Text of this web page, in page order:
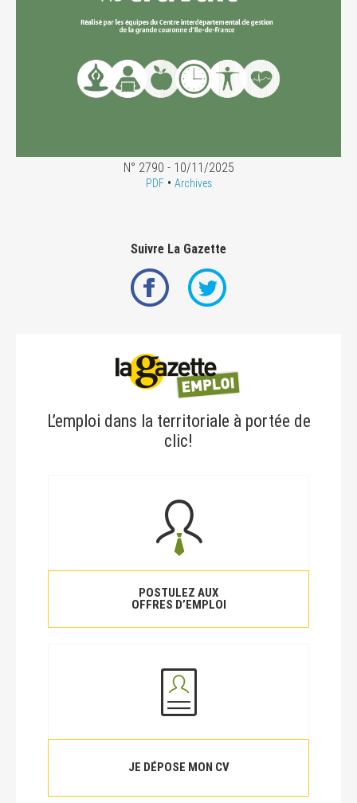
N° 2790 - 10/11/2025
PDF• Archives
Suivre La Gazette
L’emploi dans la territoriale à portée de
clic!
POSTULEZ AUX
OFFRES D’EMPLOI
JE DÉPOSE MON CV